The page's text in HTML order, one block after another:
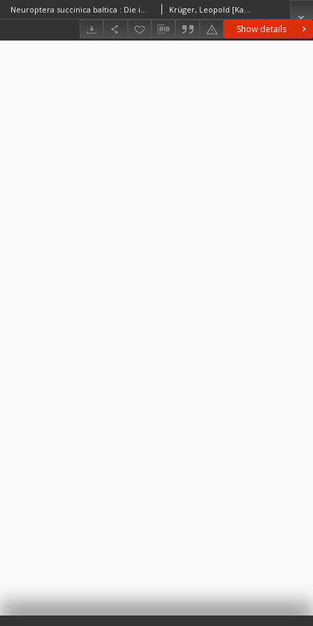
Show details
Neuroptera succinica baltica : Die im baltischen Bernstein eingeschlossenen Neuropteren des Westpreußischen Provinzial-Museums (heute Museum für Naturkunde und Vorgeschichte) in Danzig Krüger, Leopold [Karl Wilhelm] (1861–1942)